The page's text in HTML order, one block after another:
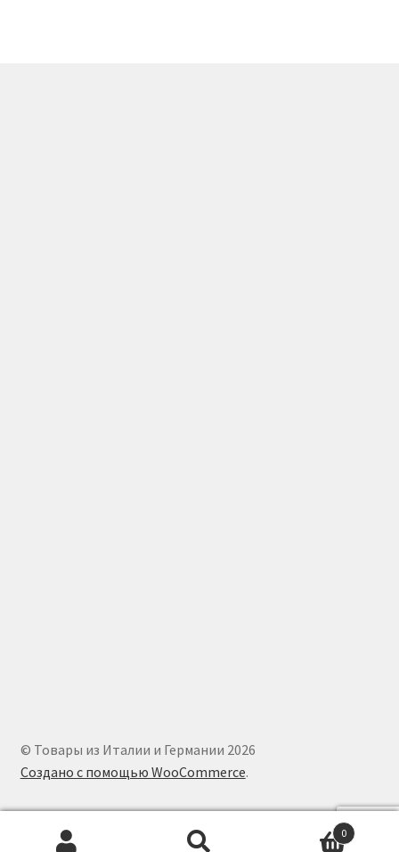
© Товары из Италии и Германии 2026
Создано с помощью WooCommerce.
0